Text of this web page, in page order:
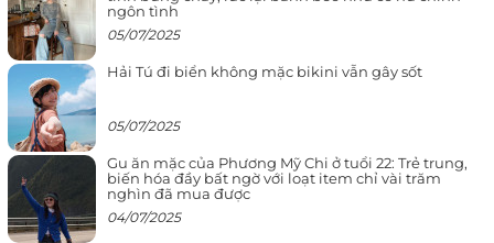
ngôn tình
05/07/2025
Hải Tú đi biển không mặc bikini vẫn gây sốt
05/07/2025
Gu ăn mặc của Phương Mỹ Chi ở tuổi 22: Trẻ trung,
biến hóa đầy bất ngờ với loạt item chỉ vài trăm
nghìn đã mua được
04/07/2025